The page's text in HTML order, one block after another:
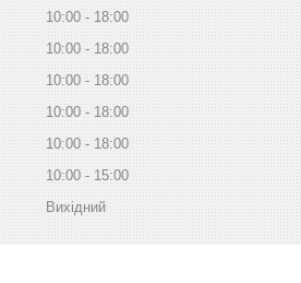
10:00
18:00
10:00
18:00
10:00
18:00
10:00
18:00
10:00
18:00
10:00
15:00
Вихідний